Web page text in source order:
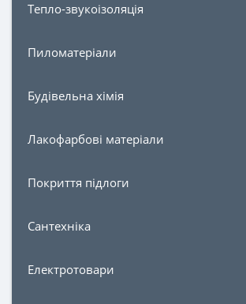
Тепло-звукоізоляція
Пиломатеріали
Будівельна хімія
Лакофарбові матеріали
Покриття підлоги
Сантехніка
Електротовари